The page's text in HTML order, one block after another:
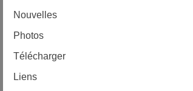
Nouvelles
Photos
Télécharger
Liens